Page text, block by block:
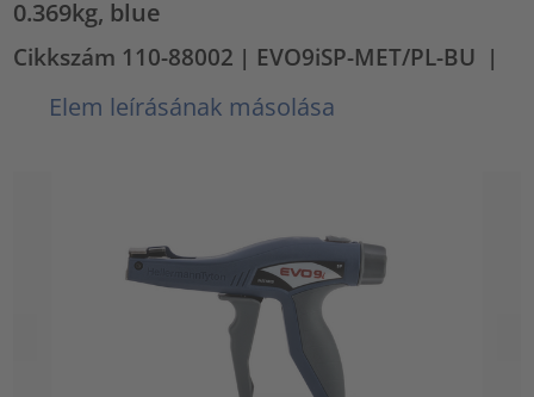
0.369kg, blue
Cikkszám 110-88002 | EVO9iSP-MET/PL-BU |
Elem leírásának másolása